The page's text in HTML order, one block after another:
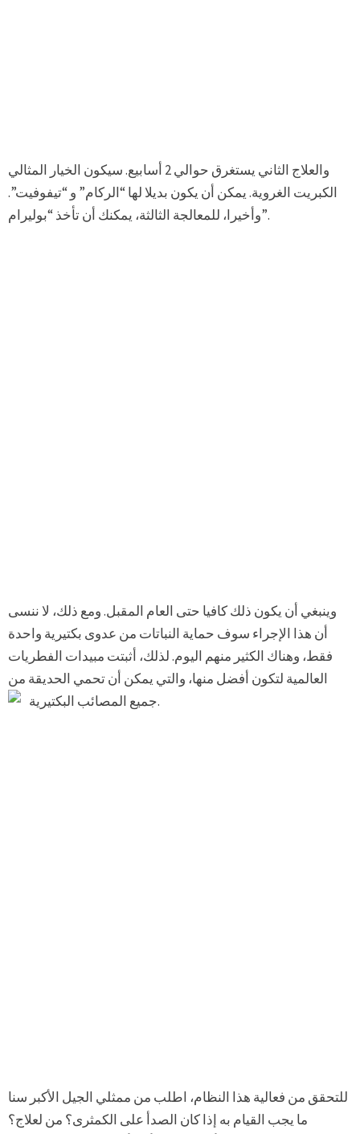
والعلاج الثاني يستغرق حوالي 2 أسابيع. سيكون الخيار المثالي
الكبريت الغروية. يمكن أن يكون بديلا لها “الركام” و “تيفوفيت”.
وأخيرا، للمعالجة الثالثة، يمكنك أن تأخذ “بوليرام”.
وينبغي أن يكون ذلك كافيا حتى العام المقبل. ومع ذلك، لا ننسى
أن هذا الإجراء سوف حماية النباتات من عدوى بكتيرية واحدة
فقط، وهناك الكثير منهم اليوم. لذلك، أثبتت مبيدات الفطريات
العالمية لتكون أفضل منها، والتي يمكن أن تحمي الحديقة من
جميع المصائب البكتيرية.
للتحقق من فعالية هذا النظام، اطلب من ممثلي الجيل الأكبر سنا
ما يجب القيام به إذا كان الصدأ على الكمثرى؟ من لعلاج؟